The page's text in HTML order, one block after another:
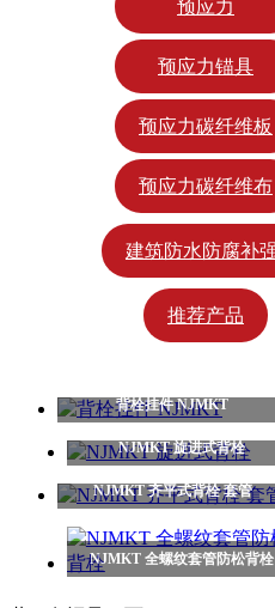
预应力
预应力锚具
预应力碳纤维板
预应力碳纤维布
推荐产品
背栓挂件 NJMKT
NJMKT 旋进式背栓
NJMKT 齐平式背栓 套管
NJMKT 全螺纹套管防松背栓